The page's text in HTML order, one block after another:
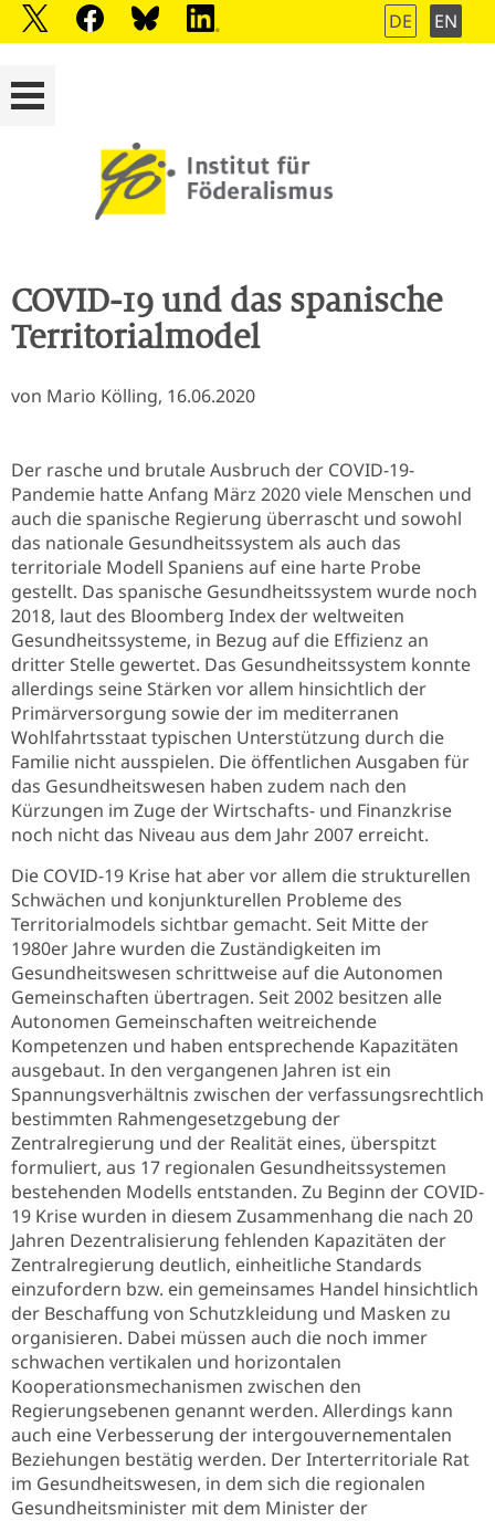
DE EN
COVID-19 und das spanische
Territorialmodel
von Mario Kölling, 16.06.2020
Der rasche und brutale Ausbruch der COVID-19-
Pandemie hatte Anfang März 2020 viele Menschen und
auch die spanische Regierung überrascht und sowohl
das nationale Gesundheitssystem als auch das
territoriale Modell Spaniens auf eine harte Probe
gestellt. Das spanische Gesundheitssystem wurde noch
2018, laut des Bloomberg Index der weltweiten
Gesundheitssysteme, in Bezug auf die Effizienz an
dritter Stelle gewertet. Das Gesundheitssystem konnte
allerdings seine Stärken vor allem hinsichtlich der
Primärversorgung sowie der im mediterranen
Wohlfahrtsstaat typischen Unterstützung durch die
Familie nicht ausspielen. Die öffentlichen Ausgaben für
das Gesundheitswesen haben zudem nach den
Kürzungen im Zuge der Wirtschafts- und Finanzkrise
noch nicht das Niveau aus dem Jahr 2007 erreicht.
Die COVID-19 Krise hat aber vor allem die strukturellen
Schwächen und konjunkturellen Probleme des
Territorialmodels sichtbar gemacht. Seit Mitte der
1980er Jahre wurden die Zuständigkeiten im
Gesundheitswesen schrittweise auf die Autonomen
Gemeinschaften übertragen. Seit 2002 besitzen alle
Autonomen Gemeinschaften weitreichende
Kompetenzen und haben entsprechende Kapazitäten
ausgebaut. In den vergangenen Jahren ist ein
Spannungsverhältnis zwischen der verfassungsrechtlich
bestimmten Rahmengesetzgebung der
Zentralregierung und der Realität eines, überspitzt
formuliert, aus 17 regionalen Gesundheitssystemen
bestehenden Modells entstanden. Zu Beginn der COVID-
19 Krise wurden in diesem Zusammenhang die nach 20
Jahren Dezentralisierung fehlenden Kapazitäten der
Zentralregierung deutlich, einheitliche Standards
einzufordern bzw. ein gemeinsames Handel hinsichtlich
der Beschaffung von Schutzkleidung und Masken zu
organisieren. Dabei müssen auch die noch immer
schwachen vertikalen und horizontalen
Kooperationsmechanismen zwischen den
Regierungsebenen genannt werden. Allerdings kann
auch eine Verbesserung der intergouvernementalen
Beziehungen bestätig werden. Der Interterritoriale Rat
im Gesundheitswesen, in dem sich die regionalen
Gesundheitsminister mit dem Minister der